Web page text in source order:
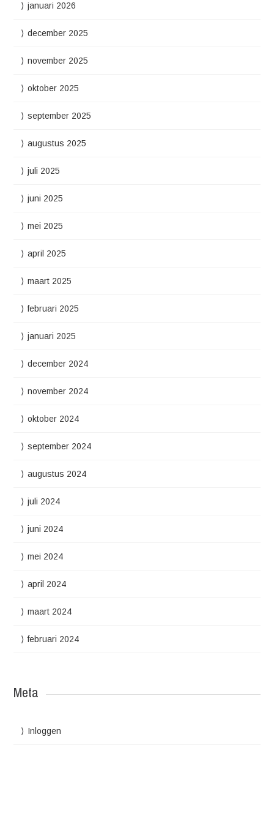
januari 2026
december 2025
november 2025
oktober 2025
september 2025
augustus 2025
juli 2025
juni 2025
mei 2025
april 2025
maart 2025
februari 2025
januari 2025
december 2024
november 2024
oktober 2024
september 2024
augustus 2024
juli 2024
juni 2024
mei 2024
april 2024
maart 2024
februari 2024
Meta
Inloggen